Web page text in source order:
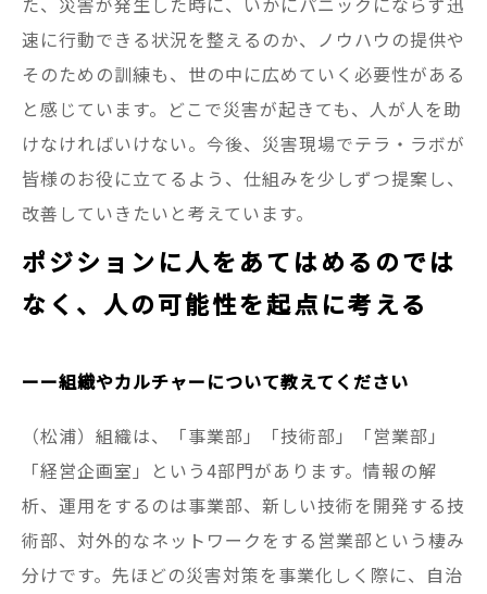
速に行動できる状況を整えるのか、ノウハウの提供や
そのための訓練も、世の中に広めていく必要性がある
と感じています。どこで災害が起きても、人が人を助
けなければいけない。今後、災害現場でテラ・ラボが
皆様のお役に立てるよう、仕組みを少しずつ提案し、
改善していきたいと考えています。
ポジションに人をあてはめるのでは
なく、人の可能性を起点に考える
ーー組織やカルチャーについて教えてください
（松浦）組織は、「事業部」「技術部」「営業部」
「経営企画室」という4部門があります。情報の解
析、運用をするのは事業部、新しい技術を開発する技
術部、対外的なネットワークをする営業部という棲み
分けです。先ほどの災害対策を事業化しく際に、自治